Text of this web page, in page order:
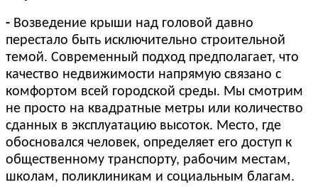
- Возведение крыши над головой давно
перестало быть исключительно строительной
темой. Современный подход предполагает, что
качество недвижимости напрямую связано с
комфортом всей городской среды. Мы смотрим
не просто на квадратные метры или количество
сданных в эксплуатацию высоток. Место, где
обосновался человек, определяет его доступ к
общественному транспорту, рабочим местам,
школам, поликлиникам и социальным благам.